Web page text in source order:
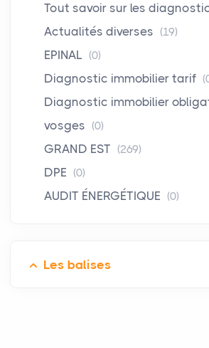
Tout savoir sur les
Actualités diverses (19)
EPINAL (0)
Diagnostic immobilier tarif
Diagnostic immobilier
vosges (0)
GRAND EST (269)
DPE (0)
AUDIT ÉNERGÉTIQUE (0)
Les balises